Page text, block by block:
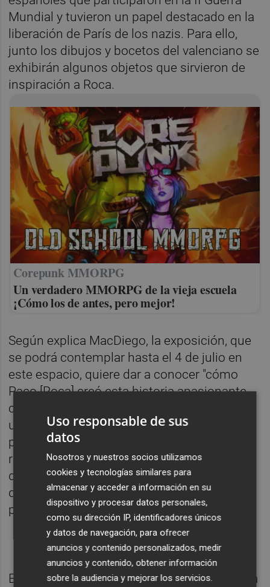
Mundial y tuvieron un papel destacado en la
liberación de París de los nazis. Para ello,
junto los dibujos y bocetos del valenciano se
exhibirán algunos objetos que sirvieron de
inspiración a Roca.
Corepunk MMORPG
Un verdadero MMORPG de la vieja escuela
¡Cómo los de antes, pero mejor!
Según explica MacDiego, la exposición, que
se podrá contemplar hasta el 4 de julio en
este espacio, quiere dar a conocer "cómo
Paco [Roca] creó esta historia apasionante,
casi olvidada" de unos héroes que tuvieron
un final "agridulce". "Vencieron al fascismo,
pero ni la Francia triunfante de
reconoció sus méritos ni los aliados
decidieron liberar España de la incipiente
dictadura franquista", escribe en el texto de
presentación.
El diseñador, amigo personal de Roca, aspira
Uso responsable de sus
datos
Nosotros y nuestros socios utilizamos
cookies y tecnologías similares para
almacenar y acceder a información en su
dispositivo y procesar datos personales,
como su dirección IP, identificadores únicos
y datos de navegación, para ofrecer
anuncios y contenido personalizados, medir
anuncios y contenido, obtener información
sobre la audiencia y mejorar los servicios.